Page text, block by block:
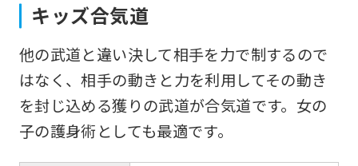
キッズ合気道
他の武道と違い決して相手を力で制するので
はなく、相手の動きと力を利用してその動き
を封じ込める獲りの武道が合気道です。女の
子の護身術としても最適です。